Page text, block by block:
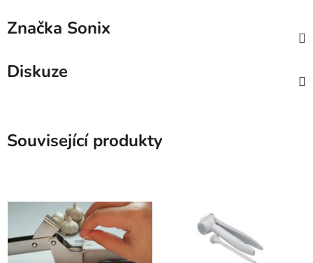
Značka Sonix
Diskuze
Související produkty